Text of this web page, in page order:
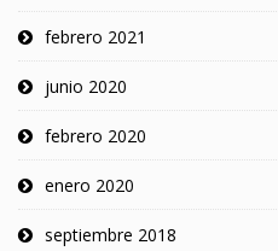
febrero 2021
junio 2020
febrero 2020
enero 2020
septiembre 2018